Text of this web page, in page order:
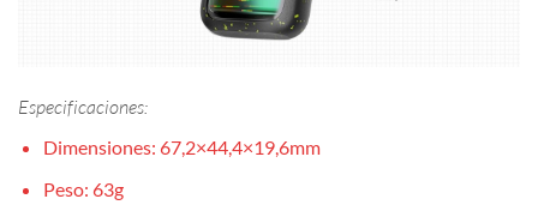
Especificaciones:
Dimensiones: 67,2×44,4×19,6mm
Peso: 63g